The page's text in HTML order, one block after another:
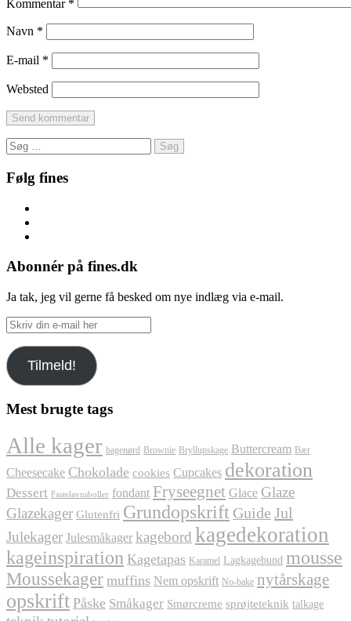
Kommentar *
Navn *
E-mail *
Websted
Søg
efter:
Følg fines
Abonnér på fines.dk
Ja tak, jeg vil gerne få besked om nye indlæg via e-mail.
Skriv
din
e-
mail
her
Tilmeld!
Mest brugte tags
Alle kager bagenørd Brownie Bryllupskage Buttercream Bær
Cheesecake Chokolade cookies Cupcakes dekoration
Dessert Fastelavnsboller fondant Fryseegnet Glace Glaze
Glazekager Glutenfri Grundopskrift Guide Jul
Julekager Julesmåkager kagebord kagedekoration
kageinspiration Kagetapas Karamel Lagkagebund mousse
Moussekager muffins Nem opskrift No-bake nytårskage
opskrift Påske Småkager Smørcreme sprøjteteknik talkage